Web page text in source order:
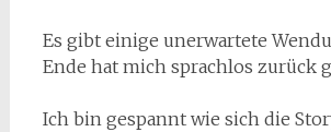
Es gibt einige unerwartete
Ende hat mich sprachlos zurück
Ich bin gespannt wie sich die